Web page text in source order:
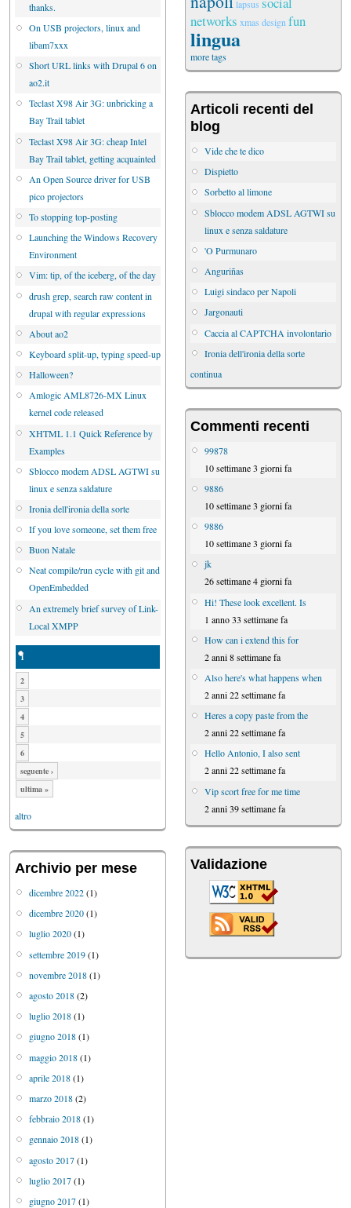
thanks.
On USB projectors, linux and
libam7xxx
Short URL links with Drupal 6 on
ao2.it
Teclast X98 Air 3G: unbricking a
Bay Trail tablet
Teclast X98 Air 3G: cheap Intel
Bay Trail tablet, getting acquainted
An Open Source driver for USB
pico projectors
To stopping top-posting
Launching the Windows Recovery
Environment
Vim: tip, of the iceberg, of the day
drush grep, search raw content in
drupal with regular expressions
About ao2
Keyboard split-up, typing speed-up
Halloween?
Amlogic AML8726-MX Linux
kernel code released
XHTML 1.1 Quick Reference by
Examples
Sblocco modem ADSL AGTWI su
linux e senza saldature
Ironia dell'ironia della sorte
If you love someone, set them free
Buon Natale
Neat compile/run cycle with git and
OpenEmbedded
An extremely brief survey of Link-
Local XMPP
1
2
3
4
5
6
seguente ›
ultima »
altro
Archivio per mese
dicembre 2022(1)
dicembre 2020(1)
luglio 2020(1)
settembre 2019(1)
novembre 2018(1)
agosto 2018(2)
luglio 2018(1)
giugno 2018(1)
maggio 2018(1)
aprile 2018(1)
marzo 2018(2)
febbraio 2018(1)
gennaio 2018(1)
agosto 2017(1)
luglio 2017(1)
giugno 2017(1)
lapsus
networks xmas design fun
lingua
more tags
Articoli recenti del
blog
Vide che te dico
Dispietto
Sorbetto al limone
Sblocco modem ADSL AGTWI su
linux e senza saldature
'O Purmunaro
Anguriñas
Luigi sindaco per Napoli
Jargonauti
Caccia al CAPTCHA involontario
Ironia dell'ironia della sorte
continua
Commenti recenti
99878
10 settimane 3 giorni fa
9886
10 settimane 3 giorni fa
9886
10 settimane 3 giorni fa
jk
26 settimane 4 giorni fa
Hi! These look excellent. Is
1 anno 33 settimane fa
How can i extend this for
2 anni 8 settimane fa
Also here's what happens when
2 anni 22 settimane fa
Heres a copy paste from the
2 anni 22 settimane fa
Hello Antonio, I also sent
2 anni 22 settimane fa
Vip scort free for me time
2 anni 39 settimane fa
Validazione